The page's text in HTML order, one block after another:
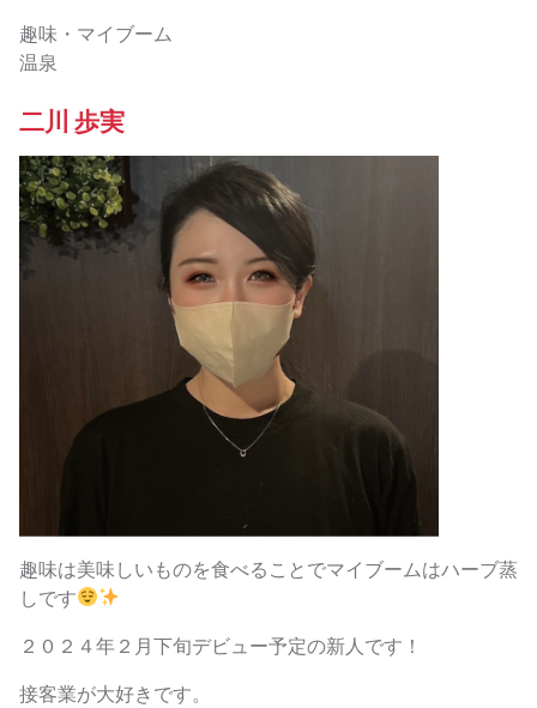
趣味・マイブーム
温泉
二川 歩実
趣味は美味しいものを食べることでマイブームはハーブ蒸
しです
２０２４年２月下旬デビュー予定の新人です！
接客業が大好きです。